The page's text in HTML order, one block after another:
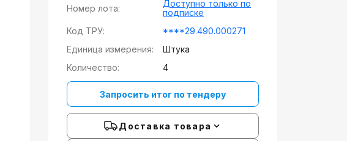
Номер лота:
Доступно только по
подписке
Код ТРУ:
****29.490.000271
Единица измерения:
Штука
Количество:
4
Запросить итог по тендеру
Доставка товара